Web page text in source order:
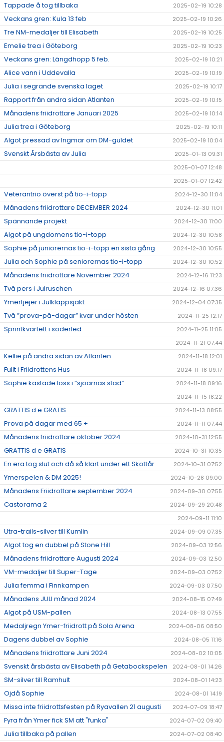
Tappade å tog tillbaka 2025-02-19 10:28
Veckans gren: Kula 13 feb 2025-02-19 10:26
Tre NM-medaljer till Elisabeth 2025-02-19 10:25
Emelie trea i Göteborg 2025-02-19 10:23
Veckans gren: Längdhopp 5 feb. 2025-02-19 10:21
Alice vann i Uddevalla 2025-02-19 10:19
Julia i segrande svenska laget 2025-02-19 10:17
Rapport från andra sidan Atlanten 2025-02-19 10:15
Månadens friidrottare Januari 2025 2025-02-19 10:14
Julia trea i Göteborg 2025-02-19 10:11
Algot pressad av Ingmar om DM-guldet 2025-02-19 10:04
Svenskt Årsbästa av Julia
2025-01-13 09:31
2025-01-07 12:48
2025-01-07 12:42
Veterantrio överst på tio-i-topp 2024-12-30 11:04
Månadens friidrottare DECEMBER 2024 2024-12-30 11:01
Spännande projekt 2024-12-30 11:00
Algot på ungdomens tio-i-topp 2024-12-30 10:58
Sophie på juniorernas tio-i-topp en sista gång 2024-12-30 10:55
Julia och Sophie på seniorernas tio-i-topp 2024-12-30 10:52
Månadens friidrottare November 2024 2024-12-16 11:23
Två pers i Julruschen 2024-12-16 07:36
Ymertjejer i Julklappsjakt 2024-12-04 07:35
Två ”prova-på-dagar” kvar under hösten 2024-11-25 12:17
Sprintkvartett i söderled
2024-11-25 11:05
2024-11-21 07:44
Kellie på andra sidan av Atlanten 2024-11-18 12:01
Fullt i Friidrottens Hus 2024-11-18 09:17
Sophie kastade loss i ”sjöarnas stad”
2024-11-18 09:16
2024-11-15 18:22
GRATTIS d e GRATIS 2024-11-13 08:55
Prova på dagar med 65 + 2024-11-11 07:44
Månadens friidrottare oktober 2024 2024-10-31 12:55
GRATTIS d e GRATIS 2024-10-31 10:35
En era tog slut och då så klart under ett Skottår 2024-10-31 07:52
Ymerspelen & DM 2025! 2024-10-28 09:00
Månadens Friidrottare september 2024 2024-09-30 07:55
Castorama 2
2024-09-29 20:48
2024-09-11 11:10
Utra-trails-silver till Kumlin 2024-09-09 07:35
Algot tog en dubbel på Stone Hill 2024-09-03 12:56
Månadens friidrottare Augusti 2024 2024-09-03 12:50
VM-medaljer till Super-Tage 2024-09-03 07:52
Julia femma i Finnkampen 2024-09-03 07:50
Månadens JULI månad 2024 2024-08-15 07:49
Algot på USM-pallen 2024-08-13 07:55
Medaljregn Ymer-friidrott på Sola Arena 2024-08-06 08:50
Dagens dubbel av Sophie 2024-08-05 11:16
Månadens friidrottare Juni 2024 2024-08-02 10:05
Svenskt årsbästa av Elisabeth på Getabockspelen 2024-08-01 14:26
SM-silver till Ramhult 2024-08-01 14:23
Ojdå Sophie 2024-08-01 14:19
Missa inte friidrottsfesten på Ryavallen 21 augusti 2024-07-09 18:47
Fyra från Ymer fick SM att "funka" 2024-07-02 09:40
Julia tillbaka på pallen 2024-07-02 08:40